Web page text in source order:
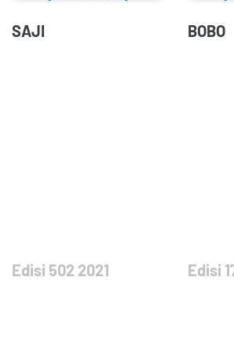
SAJI
Edisi 502 2021
BOBO
Edisi